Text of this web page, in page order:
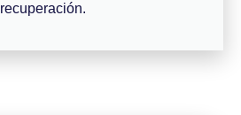
recuperación.